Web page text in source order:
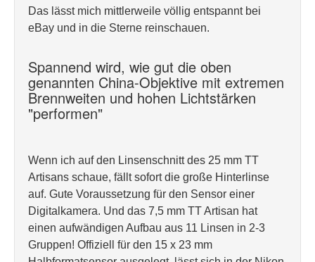
Das lässt mich mittlerweile völlig entspannt bei
eBay und in die Sterne reinschauen.
Spannend wird, wie gut die oben
genannten China-Objektive mit extremen
Brennweiten und hohen Lichtstärken
"performen"
Wenn ich auf den Linsenschnitt des 25 mm TT
Artisans schaue, fällt sofort die große Hinterlinse
auf. Gute Voraussetzung für den Sensor einer
Digitalkamera. Und das 7,5 mm TT Artisan hat
einen aufwändigen Aufbau aus 11 Linsen in 2-3
Gruppen! Offiziell für den 15 x 23 mm